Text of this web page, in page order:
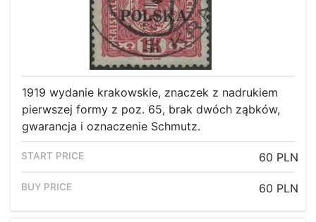
1919 wydanie krakowskie, znaczek z nadrukiem
pierwszej formy z poz. 65, brak dwóch ząbków,
gwarancja i oznaczenie Schmutz.
60 PLN
60 PLN